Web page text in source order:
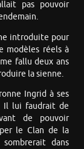
pas pouvoir
introduite pour
modèles réels à
fallu deux ans
la sienne.
Ingrid à ses
Il lui faudrait de
de pouvoir
le Clan de la
dans